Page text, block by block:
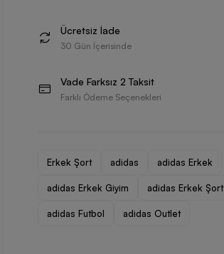
Ücretsiz İade
30 Gün İçerisinde
Vade Farksız 2 Taksit
Farklı Ödeme Seçenekleri
Erkek Şort adidas adidas Erkek
adidas Erkek Giyim adidas Erkek Şort
adidas Futbol adidas Outlet